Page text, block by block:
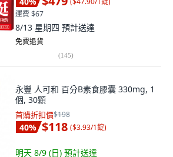
運費 $67
8/13 星期四 預計送達
免費退貨
(145)
永豐 人可和 百分B素食膠囊 330mg, 1
個, 30顆
首購折扣價$198
40% $118 ($3.93/1錠)
明天 8/9 (日) 預計送達